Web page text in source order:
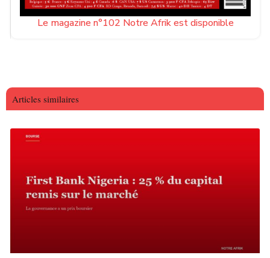
Le magazine n°102 Notre Afrik est disponible
Articles similaires